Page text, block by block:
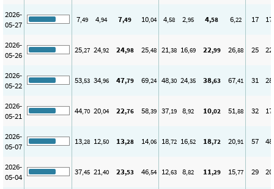
2026-
05-27
7,49 4,94 7,49 10,04 4,58 2,95 4,58 6,22 17 17
2026-
05-26
25,27 24,92 24,98 25,48 21,38 16,69 22,99 26,88 25 22
2026-
05-22
53,53 34,96 47,79 69,24 48,30 24,35 38,63 67,41 31 28
2026-
05-21
44,70 20,04 22,76 58,39 37,19 8,92 10,02 51,88 32 17
2026-
05-07
13,28 12,50 13,28 14,06 18,72 16,52 18,72 20,91 57 48
2026-
05-04
37,45 21,40 23,53 46,54 12,63 8,82 11,29 15,77 29 20